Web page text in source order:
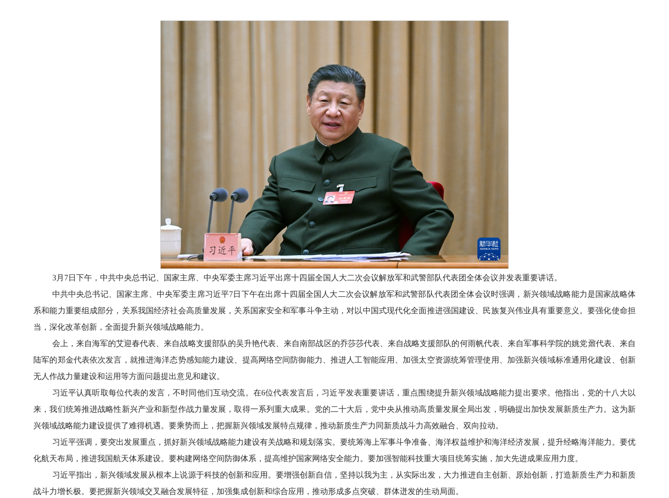
3月7日下午，中共中央总书记、国家主席、中央军委主席习近平出席十四届全国人大二次会议解放军和武警部队代表团全体会议并发表重要讲话。
中共中央总书记、国家主席、中央军委主席习近平7日下午在出席十四届全国人大二次会议解放军和武警部队代表团全体会议时强调，新兴领域战略能力是国家战略体
系和能力重要组成部分，关系我国经济社会高质量发展，关系国家安全和军事斗争主动，对以中国式现代化全面推进强国建设、民族复兴伟业具有重要意义。要强化使命担
当，深化改革创新，全面提升新兴领域战略能力。
会上，来自海军的艾迎春代表、来自战略支援部队的吴升艳代表、来自南部战区的乔莎莎代表、来自战略支援部队的何雨帆代表、来自军事科学院的姚党鼐代表、来自
陆军的郑金代表依次发言，就推进海洋态势感知能力建设、提高网络空间防御能力、推进人工智能应用、加强太空资源统筹管理使用、加强新兴领域标准通用化建设、创新
无人作战力量建设和运用等方面问题提出意见和建议。
习近平认真听取每位代表的发言，不时同他们互动交流。在6位代表发言后，习近平发表重要讲话，重点围绕提升新兴领域战略能力提出要求。他指出，党的十八大以
来，我们统筹推进战略性新兴产业和新型作战力量发展，取得一系列重大成果。党的二十大后，党中央从推动高质量发展全局出发，明确提出加快发展新质生产力。这为新
兴领域战略能力建设提供了难得机遇。要乘势而上，把握新兴领域发展特点规律，推动新质生产力同新质战斗力高效融合、双向拉动。
习近平强调，要突出发展重点，抓好新兴领域战略能力建设有关战略和规划落实。要统筹海上军事斗争准备、海洋权益维护和海洋经济发展，提升经略海洋能力。要优
化航天布局，推进我国航天体系建设。要构建网络空间防御体系，提高维护国家网络安全能力。要加强智能科技重大项目统筹实施，加大先进成果应用力度。
习近平指出，新兴领域发展从根本上说源于科技的创新和应用。要增强创新自信，坚持以我为主，从实际出发，大力推进自主创新、原始创新，打造新质生产力和新质
战斗力增长极。要把握新兴领域交叉融合发展特征，加强集成创新和综合应用，推动形成多点突破、群体迸发的生动局面。